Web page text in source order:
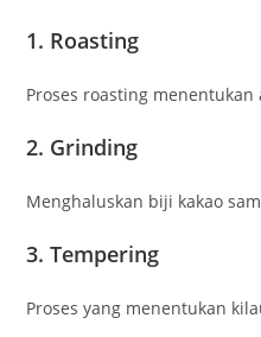
1. Roasting
Proses roasting
2. Grinding
Menghaluskan biji kakao
3. Tempering
Proses yang menentukan